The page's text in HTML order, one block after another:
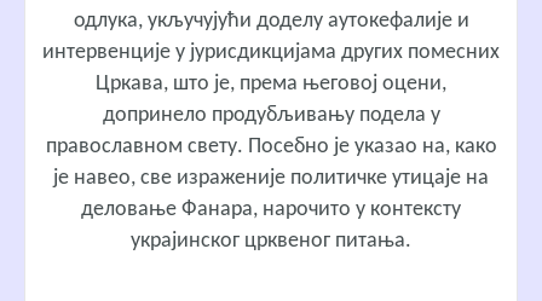
одлука, укључујући доделу аутокефалије и
интервенције у јурисдикцијама других помесних
Цркава, што је, према његовој оцени,
допринело продубљивању подела у
православном свету. Посебно је указао на, како
је навео, све израженије политичке утицаје на
деловање Фанара, нарочито у контексту
украјинског црквеног питања.